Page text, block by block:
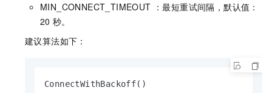
MIN_CONNECT_TIMEOUT ：最短重试间隔，默认值：
20 秒。
建议算法如下：
ConnectWithBackoff()